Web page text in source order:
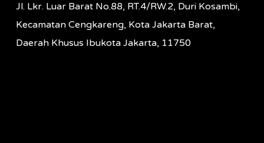
Jl. Lkr. Luar Barat No.88, RT.4/RW.2, Duri Kosambi,
Kecamatan Cengkareng, Kota Jakarta Barat,
Daerah Khusus Ibukota Jakarta, 11750